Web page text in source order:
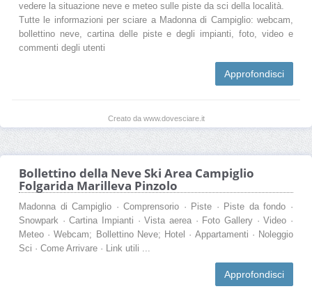
vedere la situazione neve e meteo sulle piste da sci della località.
Tutte le informazioni per sciare a Madonna di Campiglio: webcam,
bollettino neve, cartina delle piste e degli impianti, foto, video e
commenti degli utenti
Approfondisci
Creato da www.dovesciare.it
Bollettino della Neve Ski Area Campiglio
Folgarida Marilleva Pinzolo
Madonna di Campiglio · Comprensorio · Piste · Piste da fondo ·
Snowpark · Cartina Impianti · Vista aerea · Foto Gallery · Video ·
Meteo · Webcam; Bollettino Neve; Hotel · Appartamenti · Noleggio
Sci · Come Arrivare · Link utili ...
Approfondisci